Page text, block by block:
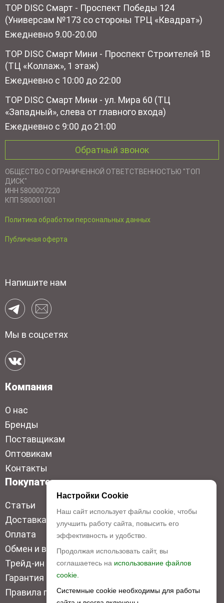
TOP DISC Смарт - Проспект Победы 124
(Универсам №173 со стороны ТРЦ «Квадрат»)
Ежедневно 9.00-20.00
TOP DISC Смарт Мини - Проспект Строителей 1В
(ТЦ «Коллаж», 1 этаж)
Ежедневно с 10:00 до 22:00
TOP DISC Смарт Мини - ул. Мира 60 (ТЦ
«Западный», слева от главного входа)
Ежедневно с 9:00 до 21:00
Обратный звонок
ОБЩЕСТВО С ОГРАНИЧЕННОЙ ОТВЕТСТВЕННОСТЬЮ "ТОП
ДИСК"
ИНН 5800007220
КПП 580001001
Политика обработки персональных данных
Публичная оферта
Напишите нам
Мы в соцсетях
Компания
О нас
Бренды
Поставщикам
Оптовикам
Контакты
Покупателям
Статьи
Доставка
Оплата
Обмен и возврат
Трейд-ин
Гарантия низкой цены
Правила продажи
Настройки Cookie
Наш сайт использует файлы cookie, чтобы
улучшить работу сайта, повысить его
эффективность и удобство.
Продолжая использовать сайт, вы
соглашаетесь на использование файлов
cookie.
Системные cookie необходимы для работы